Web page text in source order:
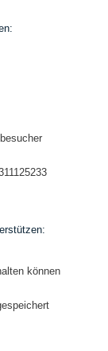
können